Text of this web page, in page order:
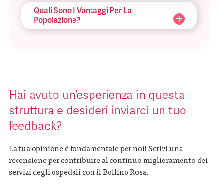
Quali Sono I Vantaggi Per La
Popolazione?
Hai avuto un’esperienza in questa
struttura e desideri inviarci un tuo
feedback?
La tua opinione è fondamentale per noi! Scrivi una
recensione per contribuire al continuo miglioramento dei
servizi degli ospedali con il Bollino Rosa.